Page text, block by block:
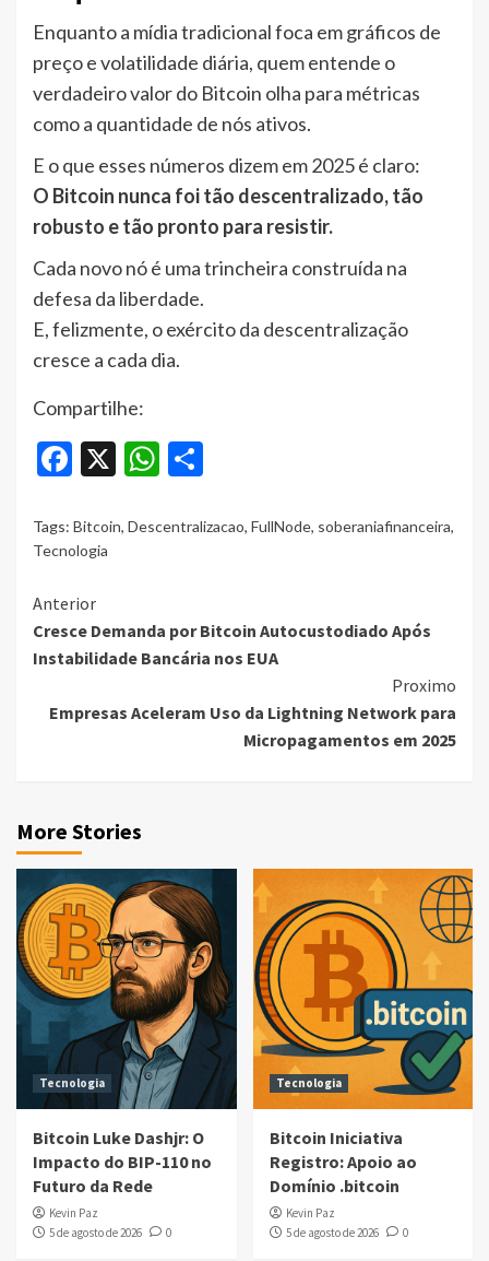
Enquanto a mídia tradicional foca em gráficos de
preço e volatilidade diária, quem entende o
verdadeiro valor do Bitcoin olha para métricas
como a quantidade de nós ativos.
E o que esses números dizem em 2025 é claro:
O Bitcoin nunca foi tão descentralizado, tão
robusto e tão pronto para resistir.
Cada novo nó é uma trincheira construída na
defesa da liberdade.
E, felizmente, o exército da descentralização
cresce a cada dia.
Compartilhe:
Facebook
X WhatsApp
Tags: Bitcoin, Descentralizacao, FullNode, soberaniafinanceira,
Tecnologia
Continue
Reading
Anterior
Cresce Demanda por Bitcoin Autocustodiado Após
Instabilidade Bancária nos EUA
Proximo
Empresas Aceleram Uso da Lightning Network para
Micropagamentos em 2025
More Stories
Tecnologia
Bitcoin Luke Dashjr: O
Impacto do BIP-110 no
Futuro da Rede
Kevin Paz
5 de agosto de 2026
0
Tecnologia
Bitcoin Iniciativa
Registro: Apoio ao
Domínio .bitcoin
Kevin Paz
5 de agosto de 2026
0